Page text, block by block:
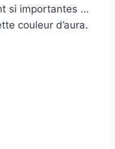
si importantes …
couleur d’aura.